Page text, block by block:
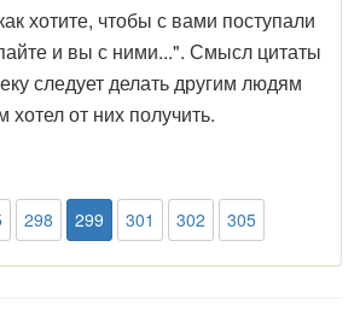
хотите, чтобы с вами поступали
и вы с ними...". Смысл цитаты
следует делать другим людям
хотел от них получить.
298 299 301 302 305